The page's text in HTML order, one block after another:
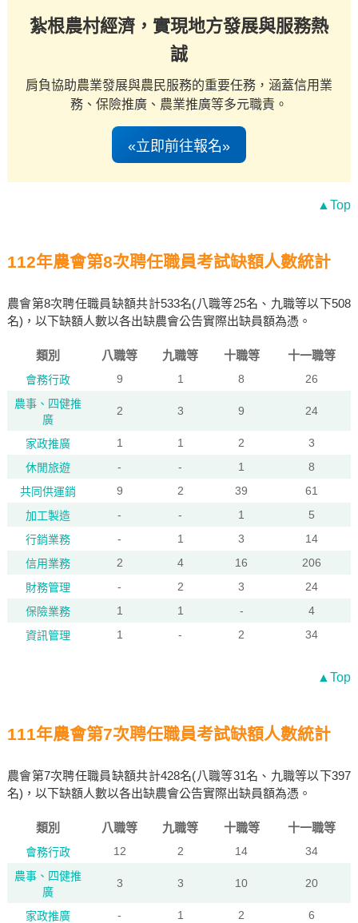
紮根農村經濟，實現地方發展與服務熱
誠
肩負協助農業發展與農民服務的重要任務，涵蓋信用業
務、保險推廣、農業推廣等多元職責。
«立即前往報名»
▲Top
112年農會第8次聘任職員考試缺額人數統計
農會第8次聘任職員缺額共計533名(八職等25名、九職等以下508
名)，以下缺額人數以各出缺農會公告實際出缺員額為憑。
類別 八職等 九職等 十職等 十一職等
會務行政 9 1 8
26
農事、四健推
廣
2 3 9 24
家政推廣 1 1 2
3
休閒旅遊
- - 1
8
共同供運銷
9 2 39
61
加工製造
- - 1
5
行銷業務
- 1 3
14
信用業務
2 4 16
206
財務管理
- 2 3
24
保險業務
1 1 -
4
資訊管理
1 - 2 34
▲Top
111年農會第7次聘任職員考試缺額人數統計
農會第7次聘任職員缺額共計428名(八職等31名、九職等以下397
名)，以下缺額人數以各出缺農會公告實際出缺員額為憑。
類別 八職等 九職等 十職等 十一職等
會務行政 12 2 14
34
農事、四健推
廣
3 3 10 20
家政推廣 - 1 2
6